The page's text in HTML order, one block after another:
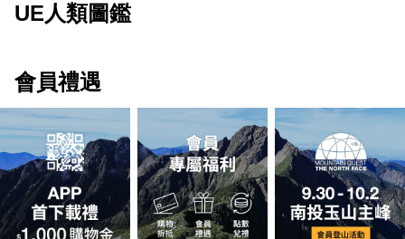
UE人類圖鑑
會員禮遇